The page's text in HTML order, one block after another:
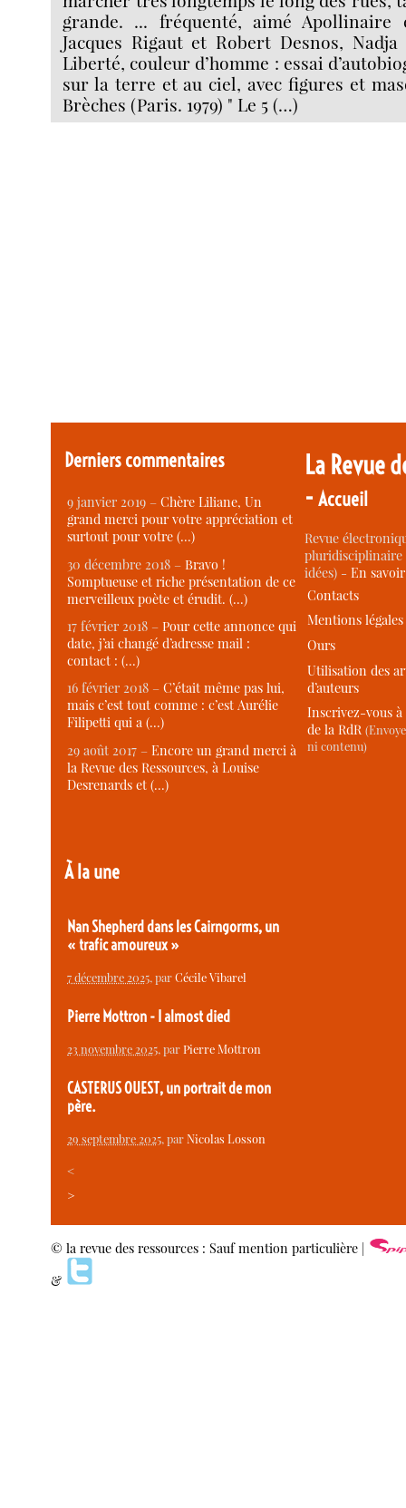
grande. ... fréquenté, aimé Apollinaire
Jacques Rigaut et Robert Desnos,
Liberté, couleur d’homme : essai
sur la terre et au ciel, avec figures et
Brèches (Paris. 1979) " Le 5 (…)
Derniers commentaires
9 janvier 2019 –Chère Liliane, Un
grand merci pour votre appréciation et
surtout pour votre (…)
30 décembre 2018 –Bravo !
Somptueuse et riche présentation de ce
merveilleux poète et érudit. (…)
17 février 2018 –Pour cette annonce qui
date, j’ai changé d’adresse mail :
contact : (…)
16 février 2018 –C’était même pas lui,
mais c’est tout comme : c’est Aurélie
Filipetti qui a (…)
29 août 2017 –Encore un grand merci à
la Revue des Ressources, à Louise
Desrenards et (…)
À la une
Nan Shepherd dans les Cairngorms, un
« trafic amoureux »
7 décembre 2025, parCécile Vibarel
Pierre Mottron - I almost died
23 novembre 2025, parPierre Mottron
CASTERUS OUEST, un portrait de mon
père.
29 septembre 2025, parNicolas Losson
<
>
La Revue
-Accueil
Revue
idées) -En
Contacts
Mentions légales
Ours
Utilisation des
d’auteurs
Inscrivez-vous
de la RdR
ni contenu)
© la revue des ressources : Sauf mention particulière |
&